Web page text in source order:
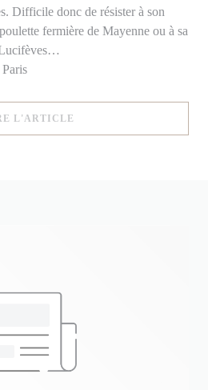
Difficile donc de résister à son
fermière de Mayenne ou à sa
L'ARTICLE